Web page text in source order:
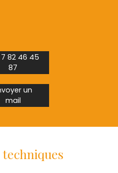
7 82 46 45
87
un
mail